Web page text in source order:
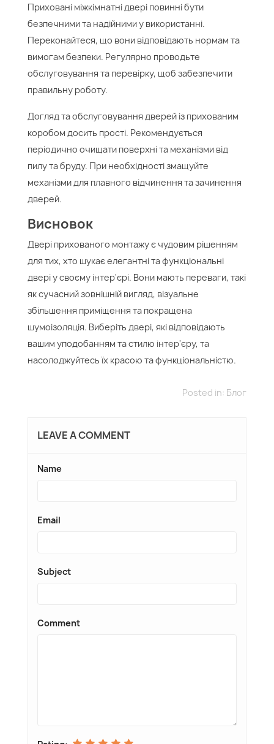
Приховані міжкімнатні двері повинні бути
безпечними та надійними у використанні.
Переконайтеся, що вони відповідають нормам та
вимогам безпеки. Регулярно проводьте
обслуговування та перевірку, щоб забезпечити
правильну роботу.
Догляд та обслуговування дверей із прихованим
коробом досить прості. Рекомендується
періодично очищати поверхні та механізми від
пилу та бруду. При необхідності змащуйте
механізми для плавного відчинення та зачинення
дверей.
Висновок
Двері прихованого монтажу є чудовим рішенням
для тих, хто шукає елегантні та функціональні
двері у своєму інтер'єрі. Вони мають переваги, такі
як сучасний зовнішній вигляд, візуальне
збільшення приміщення та покращена
шумоізоляція. Виберіть двері, які відповідають
вашим уподобанням та стилю інтер'єру, та
насолоджуйтесь їх красою та функціональністю.
Posted in: Блог
LEAVE A COMMENT
Name
Email
Subject
Comment